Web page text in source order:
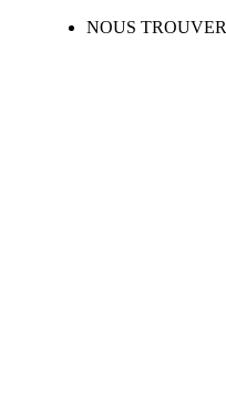
NOUS TROUVER